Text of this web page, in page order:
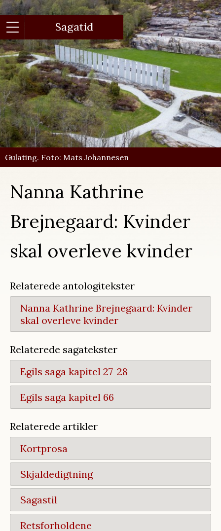
Gå
til
hovedindhold
Sagatid
Gulating. Foto: Mats Johannesen
Nanna Kathrine
Brejnegaard: Kvinder
skal overleve kvinder
Relaterede antologitekster
Nanna Kathrine Brejnegaard: Kvinder
skal overleve kvinder
Relaterede sagatekster
Egils saga kapitel 27-28
Egils saga kapitel 66
Relaterede artikler
Kortprosa
Skjaldedigtning
Sagastil
Retsforholdene